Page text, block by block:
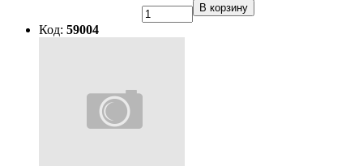
В корзину
Код: 59004